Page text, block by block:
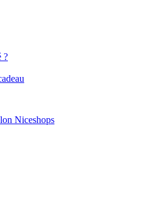
?
Niceshops